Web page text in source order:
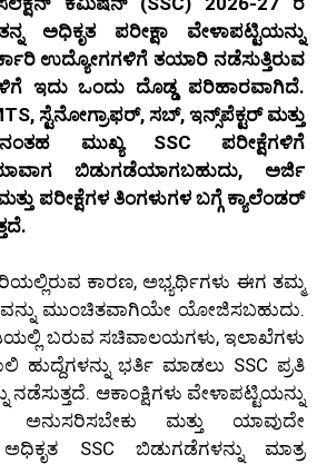
ಅಧಿಕೃತ ಪರೀಕ್ಷಾ ವೇಳಾಪಟ್ಟಿಯನ್ನು
ಉದ್ಯೋಗಗಳಿಗೆ ತಯಾರಿ ನಡೆಸುತ್ತಿರುವ
ಇದು ಒಂದು ದೊಡ್ಡ ಪರಿಹಾರವಾಗಿದೆ.
ಸ್ಟೆನೋಗ್ರಾಫರ್, ಸಬ್, ಇನ್ಸ್‌ಪೆಕ್ಟರ್ ಮತ್ತು
ಮುಖ್ಯ SSC ಪರೀಕ್ಷೆಗಳಿಗೆ
ಬಿಡುಗಡೆಯಾಗಬಹುದು, ಅರ್ಜಿ
ಪರೀಕ್ಷೆಗಳ ತಿಂಗಳುಗಳ ಬಗ್ಗೆ ಕ್ಯಾಲೆಂಡರ್
ಕಾರಣ, ಅಭ್ಯರ್ಥಿಗಳು ಈಗ ತಮ್ಮ
ಮುಂಚಿತವಾಗಿಯೇ ಯೋಜಿಸಬಹುದು.
ಬರುವ ಸಚಿವಾಲಯಗಳು, ಇಲಾಖೆಗಳು
ಹುದ್ದೆಗಳನ್ನು ಭರ್ತಿ ಮಾಡಲು SSC ಪ್ರತಿ
ನಡೆಸುತ್ತದೆ. ಆಕಾಂಕ್ಷಿಗಳು ವೇಳಾಪಟ್ಟಿಯನ್ನು
ಮತ್ತು ಯಾವುದೇ
SSC ಬಿಡುಗಡೆಗಳನ್ನು ಮಾತ್ರ